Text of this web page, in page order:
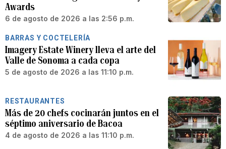
Awards
6 de agosto de 2026 a las 2:56 p.m.
BARRAS Y COCTELERÍA
Imagery Estate Winery lleva el arte del
Valle de Sonoma a cada copa
5 de agosto de 2026 a las 11:10 p.m.
RESTAURANTES
Más de 20 chefs cocinarán juntos en el
séptimo aniversario de Bacoa
4 de agosto de 2026 a las 11:10 p.m.